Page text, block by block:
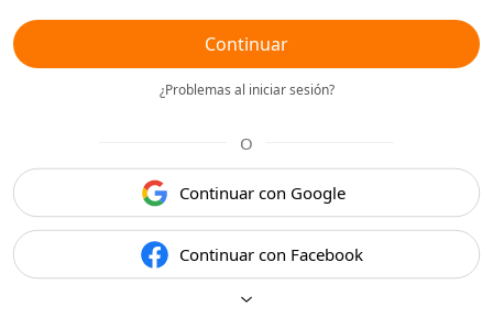
Continuar
¿Problemas al iniciar sesión?
O
Continuar con Google
Continuar con Facebook